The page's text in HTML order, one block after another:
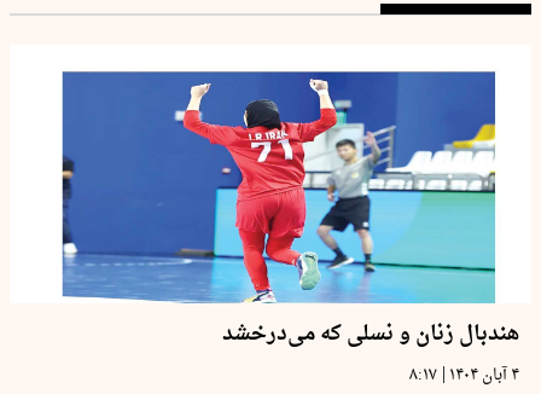
هندبال زنان و نسلی که می‌درخشد
۴ آبان ۱۴۰۴ | ۸:۱۷